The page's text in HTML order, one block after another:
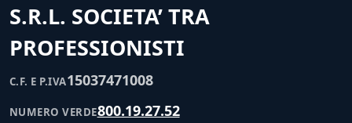
S.R.L. SOCIETA’ TRA
PROFESSIONISTI
C.F. E P.IVA15037471008
NUMERO VERDE800.19.27.52